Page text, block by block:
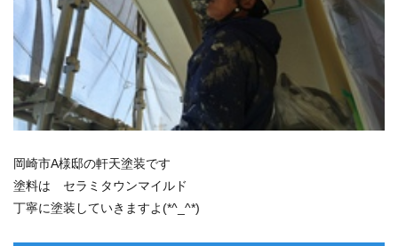
岡崎市A様邸の軒天塗装です
塗料は セラミタウンマイルド
丁寧に塗装していきますよ(*^_^*)